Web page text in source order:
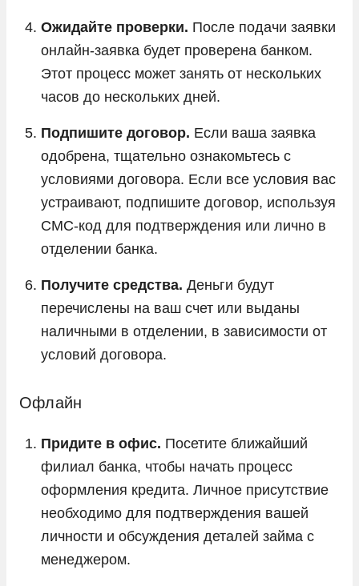
Ожидайте проверки. После подачи заявки
онлайн-заявка будет проверена банком.
Этот процесс может занять от нескольких
часов до нескольких дней.
Подпишите договор. Если ваша заявка
одобрена, тщательно ознакомьтесь с
условиями договора. Если все условия вас
устраивают, подпишите договор, используя
СМС-код для подтверждения или лично в
отделении банка.
Получите средства. Деньги будут
перечислены на ваш счет или выданы
наличными в отделении, в зависимости от
условий договора.
Офлайн
Придите в офис. Посетите ближайший
филиал банка, чтобы начать процесс
оформления кредита. Личное присутствие
необходимо для подтверждения вашей
личности и обсуждения деталей займа с
менеджером.